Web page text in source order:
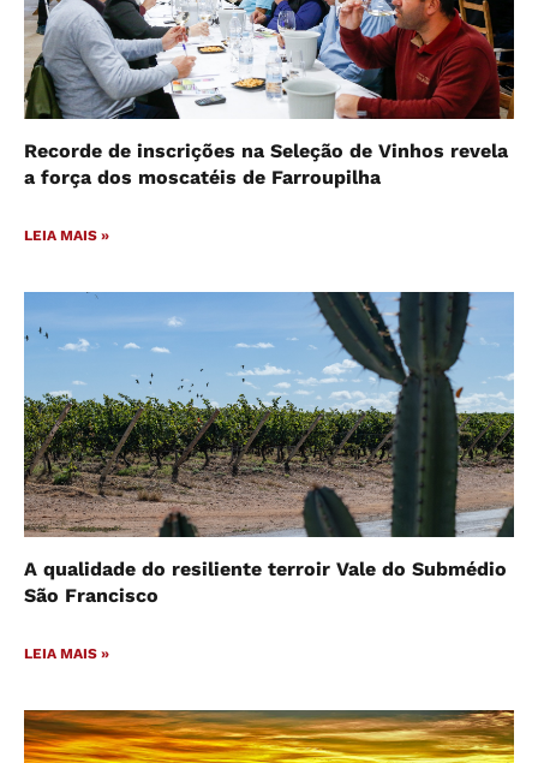
Recorde de inscrições na Seleção de Vinhos revela
a força dos moscatéis de Farroupilha
LEIA MAIS »
A qualidade do resiliente terroir Vale do Submédio
São Francisco
LEIA MAIS »